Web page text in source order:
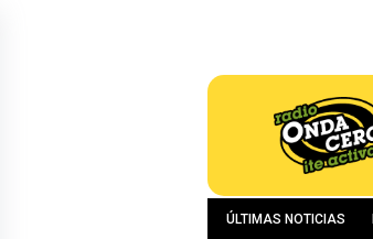
ÚLTIMAS NOTICIAS